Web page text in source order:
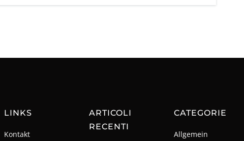
LINKS
Kontakt
ARTICOLI
RECENTI
CATEGORIE
Allgemein